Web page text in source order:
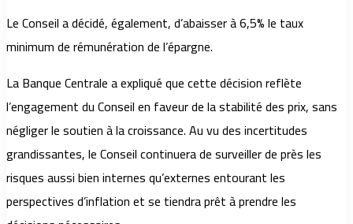
Le Conseil a décidé, également, d’abaisser à 6,5% le taux
minimum de rémunération de l’épargne.
La Banque Centrale a expliqué que cette décision reflète
l’engagement du Conseil en faveur de la stabilité des prix, sans
négliger le soutien à la croissance. Au vu des incertitudes
grandissantes, le Conseil continuera de surveiller de près les
risques aussi bien internes qu’externes entourant les
perspectives d’inflation et se tiendra prêt à prendre les